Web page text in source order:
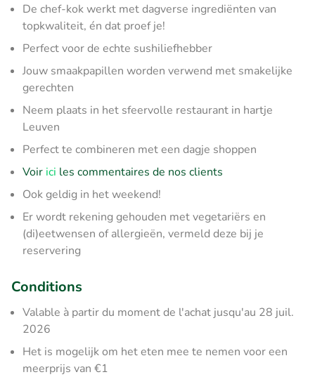
De chef-kok werkt met dagverse ingrediënten van
topkwaliteit, én dat proef je!
Perfect voor de echte sushiliefhebber
Jouw smaakpapillen worden verwend met smakelijke
gerechten
Neem plaats in het sfeervolle restaurant in hartje
Leuven
Perfect te combineren met een dagje shoppen
Voir ici les commentaires de nos clients
Ook geldig in het weekend!
Er wordt rekening gehouden met vegetariërs en
(di)eetwensen of allergieën, vermeld deze bij je
reservering
Conditions
Valable à partir du moment de l'achat jusqu'au 28 juil.
2026
Het is mogelijk om het eten mee te nemen voor een
meerprijs van €1